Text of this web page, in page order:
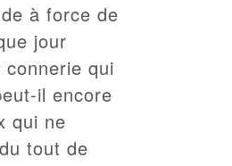
à force de
jour
qui
il encore
qui ne
tout de